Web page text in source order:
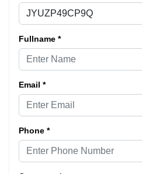
Fullname *
Email *
Phone *